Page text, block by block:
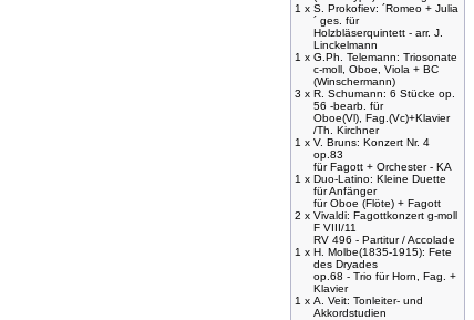
1 x S. Prokofiev: ´Romeo + Julia
´ ges. für
Holzbläserquintett - arr. J.
Linckelmann
1 x G.Ph. Telemann: Triosonate
c-moll, Oboe, Viola + BC
(Winschermann)
3 x R. Schumann: 6 Stücke op.
56 -bearb. für
Oboe(Vl), Fag.(Vc)+Klavier
/Th. Kirchner
1 x V. Bruns: Konzert Nr. 4
op.83
für Fagott + Orchester - KA
1 x Duo-Latino: Kleine Duette
für Anfänger
für Oboe (Flöte) + Fagott
2 x Vivaldi: Fagottkonzert g-moll
F VIII/11
RV 496 - Partitur / Accolade
1 x H. Molbe(1835-1915): Fete
des Dryades
op.68 - Trio für Horn, Fag. +
Klavier
1 x A. Veit: Tonleiter- und
Akkordstudien